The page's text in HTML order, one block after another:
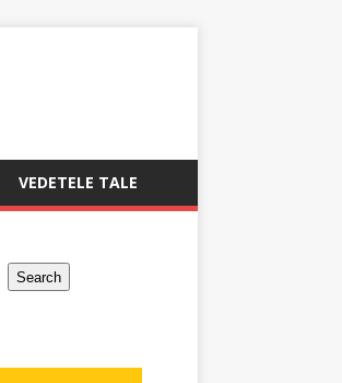
VEDETELE TALE
Search